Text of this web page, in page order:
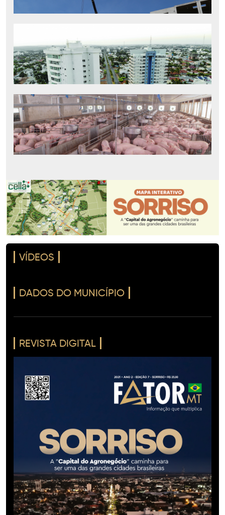
VÍDEOS
DADOS DO MUNICÍPIO
REVISTA DIGITAL